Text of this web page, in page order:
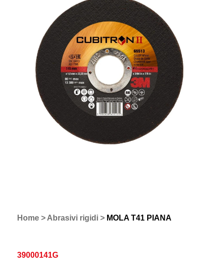
Home > Abrasivi rigidi > MOLA T41 PIANA
39000141G